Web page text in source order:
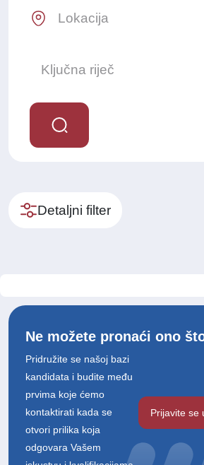
Location Select
Detaljni filter
Ne možete pronaći ono
Pridružite se našoj bazi
kandidata i budite među
prvima koje ćemo
kontaktirati kada se
otvori prilika koja
odgovara Vašem
Prijavite se